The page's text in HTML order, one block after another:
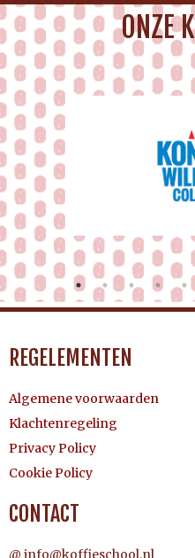
ONZE
REGELEMENTEN
Algemene voorwaarden
Klachtenregeling
Privacy Policy
Cookie Policy
CONTACT
@ info@koffieschool.nl